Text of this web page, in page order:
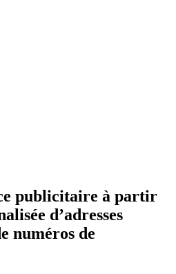
publicitaire à partir
d’adresses
numéros de